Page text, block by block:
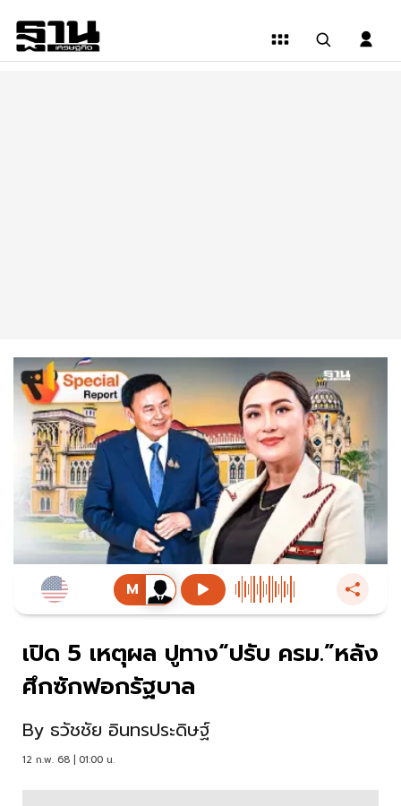
เปิด 5 เหตุผล ปูทาง“ปรับ ครม.”หลัง
ศึกซักฟอกรัฐบาล
By ธวัชชัย อินทรประดิษฐ์
12 ก.พ. 68 | 01:00 น.